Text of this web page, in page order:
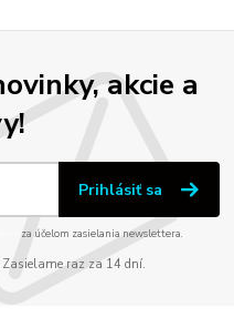
akcie a
Prihlásiť sa
za účelom zasielania newslettera.
Zasielame raz za 14 dní.